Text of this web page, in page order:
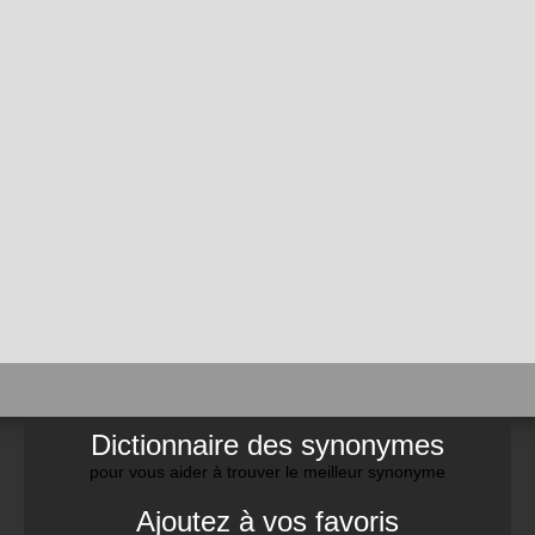
Dictionnaire des synonymes
pour vous aider à trouver le meilleur synonyme
Ajoutez à vos favoris